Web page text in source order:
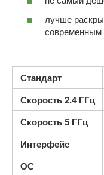
лучше
современным
Стандарт
Скорость 2.4 ГГц
Скорость 5 ГГц
Интерфейс
ОС